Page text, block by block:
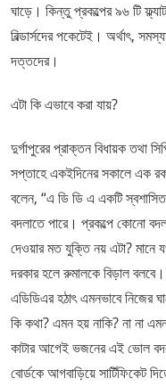
ঘাড়ে। কিন্তু প্রকল্পের ৯৬ টি
বিল্ডার্সদের পকেটেই। অর্থাৎ,
দত্তদের।
এটা কি এভাবে করা যায়?
দুর্গাপুরের প্রাক্তন বিধায়ক তথা
সপ্তাহে একইদিনের সকালে এক
বলেন, “এ ডি ডি এ একটি
বদলাতে পারে। প্রকল্পে কোনো
দেওয়ার মত যুক্তি নয় এটা? মানে
দরকার হলে রুমালকে বিড়াল
এডিডিএর হঠাৎ এমনভাবে নিজের
কি কথা? এমন হয় নাকি? না না
কাটার আগেই ভজনের এই ভোল
বোর্ডকে আগবাড়িয়ে সার্টিফিকেট